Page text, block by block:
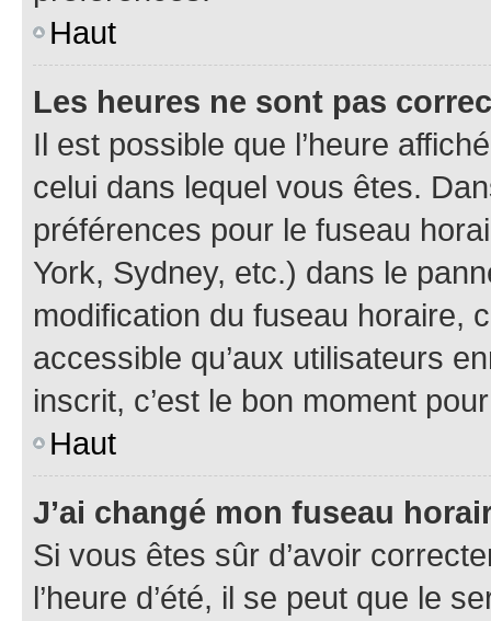
Haut
Les heures ne sont pas
Il est possible que l’heure
celui dans lequel vous êtes.
préférences pour le fuseau
York, Sydney, etc.) dans le
modification du fuseau horaire,
accessible qu’aux utilisateurs
inscrit, c’est le bon moment
Haut
J’ai changé mon fuseau
Si vous êtes sûr d’avoir
l’heure d’été, il se peut que le